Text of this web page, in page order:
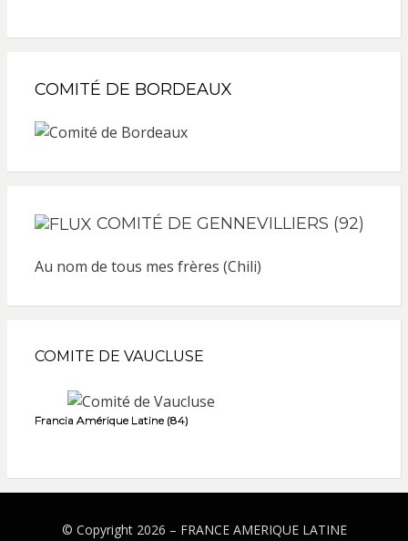
COMITÉ DE BORDEAUX
COMITÉ DE GENNEVILLIERS (92)
Au nom de tous mes frères (Chili)
COMITE DE VAUCLUSE
Francia Amérique Latine (84)
© Copyright 2026 – FRANCE AMERIQUE LATINE